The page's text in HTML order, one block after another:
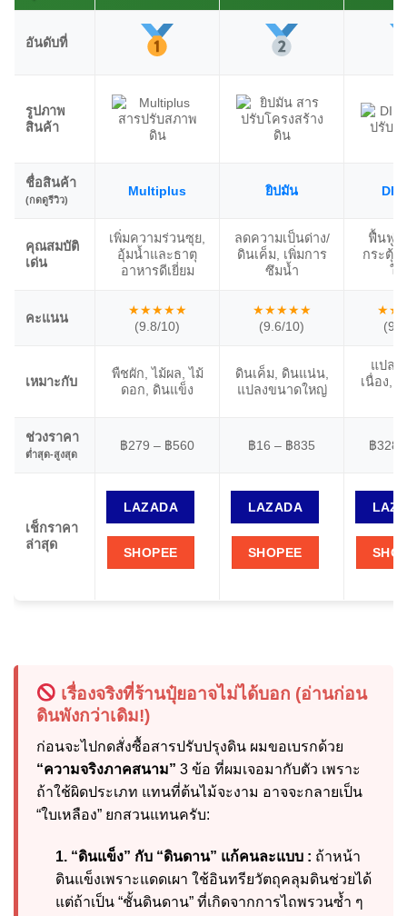
อันดับที่
รูปภาพ
สินค้า
ชื่อสินค้า
(กดดูรีวิว)
Multiplus ยิปมัน
คุณสมบัติ
เด่น
เพิ่มความร่วนซุย,
อุ้มน้ำและธาตุ
อาหารดีเยี่ยม
ลดความเป็นด่าง/
ดินเค็ม, เพิ่มการ
ซึมน้ำ
ฟื้นฟูดิ
กระตุ้น
ใ
คะแนน
★★★★★
(9.8/10)
★★★★★
(9.6/10)
เหมาะกับ
พืชผัก, ไม้ผล, ไม้
ดอก, ดินแข็ง
ดินเค็ม, ดินแน่น,
แปลงขนาดใหญ่
แปลง
เนื่อง,
ช่วงราคา
ต่ำสุด-สูงสุด
฿279 – ฿560 ฿16 – ฿835 ฿328
เช็กราคา
ล่าสุด
LAZADA
SHOPEE
LAZADA
SHOPEE
เรื่องจริงที่ร้านปุ๋ยอาจไม่ได้บอก (อ่านก่อน
ดินพังกว่าเดิม!)
ก่อนจะไปกดสั่งซื้อสารปรับปรุงดิน ผมขอเบรกด้วย
“ความจริงภาคสนาม” 3 ข้อ ที่ผมเจอมากับตัว เพราะ
ถ้าใช้ผิดประเภท แทนที่ต้นไม้จะงาม อาจจะกลายเป็น
“ใบเหลือง” ยกสวนแทนครับ:
1. “ดินแข็ง” กับ “ดินดาน” แก้คนละแบบ : ถ้าหน้า
ดินแข็งเพราะแดดเผา ใช้อินทรียวัตถุคลุมดินช่วยได้
แต่ถ้าเป็น “ชั้นดินดาน” ที่เกิดจากการไถพรวนซ้ำ ๆ